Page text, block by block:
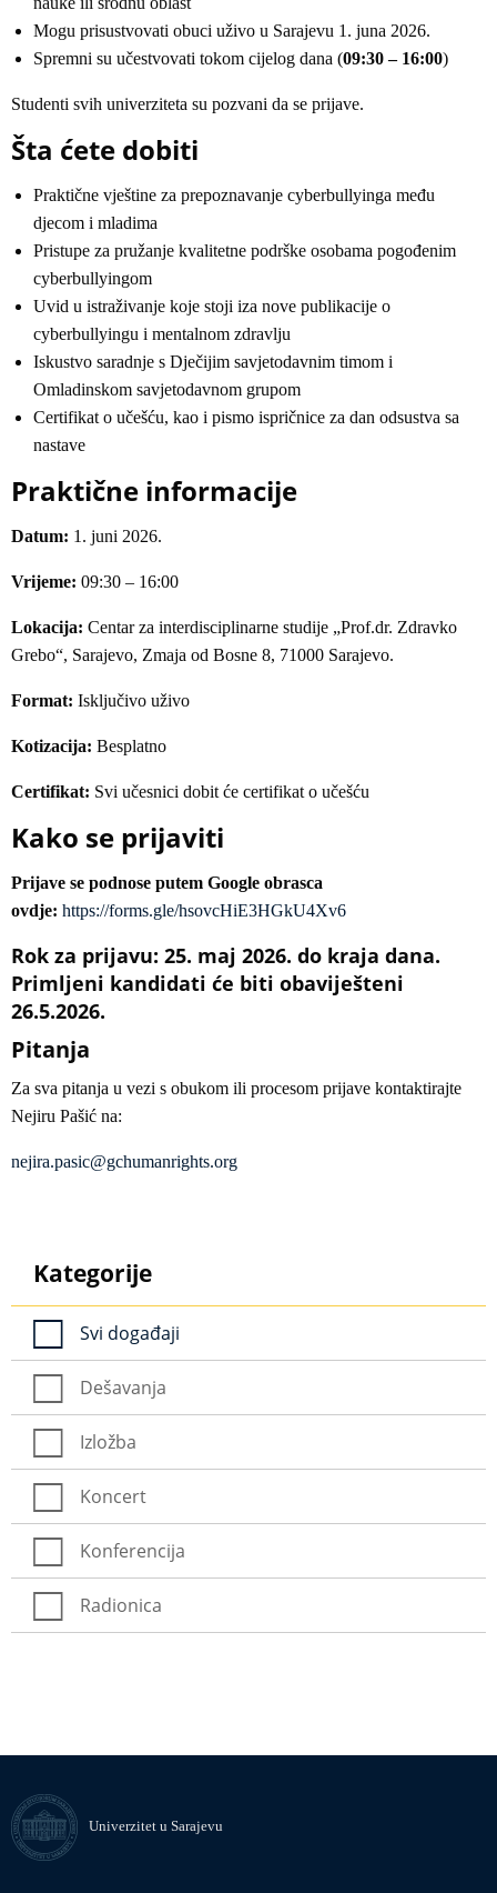
Mogu prisustvovati obuci uživo u Sarajevu 1. juna 2026.
Spremni su učestvovati tokom cijelog dana (09:30 – 16:00)
Studenti svih univerziteta su pozvani da se prijave.
Šta ćete dobiti
Praktične vještine za prepoznavanje cyberbullyinga među
djecom i mladima
Pristupe za pružanje kvalitetne podrške osobama pogođenim
cyberbullyingom
Uvid u istraživanje koje stoji iza nove publikacije o
cyberbullyingu i mentalnom zdravlju
Iskustvo saradnje s Dječijim savjetodavnim timom i
Omladinskom savjetodavnom grupom
Certifikat o učešću, kao i pismo ispričnice za dan odsustva sa
nastave
Praktične informacije
Datum: 1. juni 2026.
Vrijeme: 09:30 – 16:00
Lokacija: Centar za interdisciplinarne studije „Prof.dr. Zdravko
Grebo“, Sarajevo, Zmaja od Bosne 8, 71000 Sarajevo.
Format: Isključivo uživo
Kotizacija: Besplatno
Certifikat: Svi učesnici dobit će certifikat o učešću
Kako se prijaviti
Prijave se podnose putem Google obrasca
ovdje: https://forms.gle/hsovcHiE3HGkU4Xv6
Rok za prijavu: 25. maj 2026. do kraja dana.
Primljeni kandidati će biti obaviješteni
26.5.2026.
Pitanja
Za sva pitanja u vezi s obukom ili procesom prijave kontaktirajte
Nejiru Pašić na:
nejira.pasic@gchumanrights.org
Kategorije
Svi događaji
Dešavanja
Izložba
Koncert
Konferencija
Radionica
Univerzitet u Sarajevu